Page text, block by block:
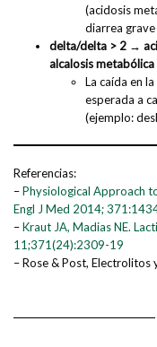
(acidosis
diarrea
delta/delta > 2 →
alcalosis metabólica
La caída en
esperada a
(ejemplo:
Referencias:
–Physiological Approach
Engl J Med 2014;
–Kraut JA, Madias NE.
11;371(24):2309-19
– Rose & Post,